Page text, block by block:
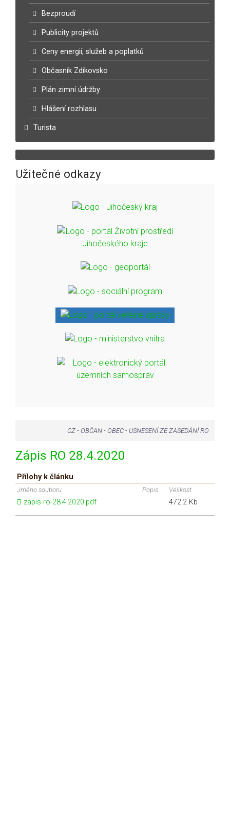
Bezproudí
Publicity projektů
Ceny energií, služeb a poplatků
Občasník Zdíkovsko
Plán zimní údržby
Hlášení rozhlasu
Turista
Užitečné odkazy
CZ- OBČAN- OBEC- USNESENÍ ZE ZASEDÁNÍ RO
Zápis RO 28.4.2020
Přílohy k článku
Jméno souboru Popis Velikost
zapis-ro-28.4.2020.pdf 472.2 Kb